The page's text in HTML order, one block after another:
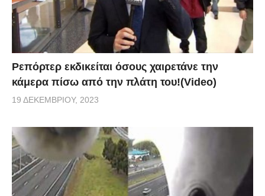
Ρεπόρτερ εκδικείται όσους χαιρετάνε την
κάμερα πίσω από την πλάτη του!(Video)
19 ΔΕΚΕΜΒΡΊΟΥ, 2023